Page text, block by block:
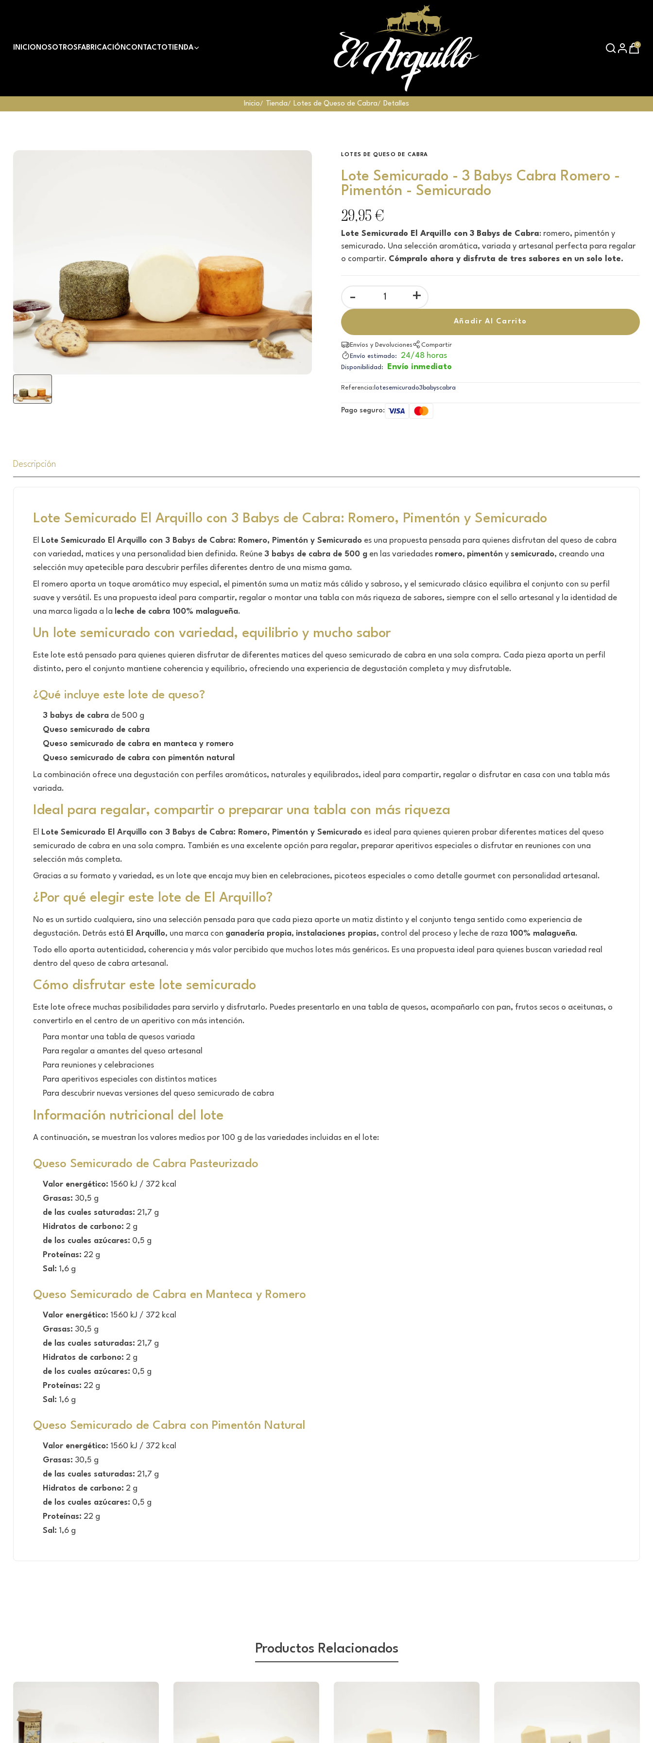
INICIONOSOTROSFABRICACIÓNCONTACTO TIENDA 0
Inicio Tienda Lotes de Queso de Cabra Detalles
LOTES DE QUESO DE CABRA
Lote Semicurado - 3 Babys Cabra Romero -
Pimentón - Semicurado
29,95 €
Lote Semicurado El Arquillo con 3 Babys de Cabra: romero, pimentón y
semicurado. Una selección aromática, variada y artesanal perfecta para regalar
o compartir. Cómpralo ahora y disfruta de tres sabores en un solo lote.
- +
Añadir Al Carrito
Envíos y Devoluciones
Compartir
Envío estimado: 24/48 horas
Disponibilidad: Envío inmediato
Referencia: lotesemicurado3babyscabra
Pago seguro:
Descripción
Lote Semicurado El Arquillo con 3 Babys de Cabra: Romero, Pimentón y Semicurado
El Lote Semicurado El Arquillo con 3 Babys de Cabra: Romero, Pimentón y Semicurado es una propuesta pensada para quienes disfrutan del queso de cabra
con variedad, matices y una personalidad bien definida. Reúne 3 babys de cabra de 500 g en las variedades romero, pimentón y semicurado, creando una
selección muy apetecible para descubrir perfiles diferentes dentro de una misma gama.
El romero aporta un toque aromático muy especial, el pimentón suma un matiz más cálido y sabroso, y el semicurado clásico equilibra el conjunto con su perfil
suave y versátil. Es una propuesta ideal para compartir, regalar o montar una tabla con más riqueza de sabores, siempre con el sello artesanal y la identidad de
una marca ligada a la leche de cabra 100% malagueña.
Un lote semicurado con variedad, equilibrio y mucho sabor
Este lote está pensado para quienes quieren disfrutar de diferentes matices del queso semicurado de cabra en una sola compra. Cada pieza aporta un perfil
distinto, pero el conjunto mantiene coherencia y equilibrio, ofreciendo una experiencia de degustación completa y muy disfrutable.
¿Qué incluye este lote de queso?
3 babys de cabra de 500 g
Queso semicurado de cabra
Queso semicurado de cabra en manteca y romero
Queso semicurado de cabra con pimentón natural
La combinación ofrece una degustación con perfiles aromáticos, naturales y equilibrados, ideal para compartir, regalar o disfrutar en casa con una tabla más
variada.
Ideal para regalar, compartir o preparar una tabla con más riqueza
El Lote Semicurado El Arquillo con 3 Babys de Cabra: Romero, Pimentón y Semicurado es ideal para quienes quieren probar diferentes matices del queso
semicurado de cabra en una sola compra. También es una excelente opción para regalar, preparar aperitivos especiales o disfrutar en reuniones con una
selección más completa.
Gracias a su formato y variedad, es un lote que encaja muy bien en celebraciones, picoteos especiales o como detalle gourmet con personalidad artesanal.
¿Por qué elegir este lote de El Arquillo?
No es un surtido cualquiera, sino una selección pensada para que cada pieza aporte un matiz distinto y el conjunto tenga sentido como experiencia de
degustación. Detrás está El Arquillo, una marca con ganadería propia, instalaciones propias, control del proceso y leche de raza 100% malagueña.
Todo ello aporta autenticidad, coherencia y más valor percibido que muchos lotes más genéricos. Es una propuesta ideal para quienes buscan variedad real
dentro del queso de cabra artesanal.
Cómo disfrutar este lote semicurado
Este lote ofrece muchas posibilidades para servirlo y disfrutarlo. Puedes presentarlo en una tabla de quesos, acompañarlo con pan, frutos secos o aceitunas, o
convertirlo en el centro de un aperitivo con más intención.
Para montar una tabla de quesos variada
Para regalar a amantes del queso artesanal
Para reuniones y celebraciones
Para aperitivos especiales con distintos matices
Para descubrir nuevas versiones del queso semicurado de cabra
Información nutricional del lote
A continuación, se muestran los valores medios por 100 g de las variedades incluidas en el lote:
Queso Semicurado de Cabra Pasteurizado
Valor energético: 1560 kJ / 372 kcal
Grasas: 30,5 g
de las cuales saturadas: 21,7 g
Hidratos de carbono: 2 g
de los cuales azúcares: 0,5 g
Proteínas: 22 g
Sal: 1,6 g
Queso Semicurado de Cabra en Manteca y Romero
Valor energético: 1560 kJ / 372 kcal
Grasas: 30,5 g
de las cuales saturadas: 21,7 g
Hidratos de carbono: 2 g
de los cuales azúcares: 0,5 g
Proteínas: 22 g
Sal: 1,6 g
Queso Semicurado de Cabra con Pimentón Natural
Valor energético: 1560 kJ / 372 kcal
Grasas: 30,5 g
de las cuales saturadas: 21,7 g
Hidratos de carbono: 2 g
de los cuales azúcares: 0,5 g
Proteínas: 22 g
Sal: 1,6 g
Productos Relacionados